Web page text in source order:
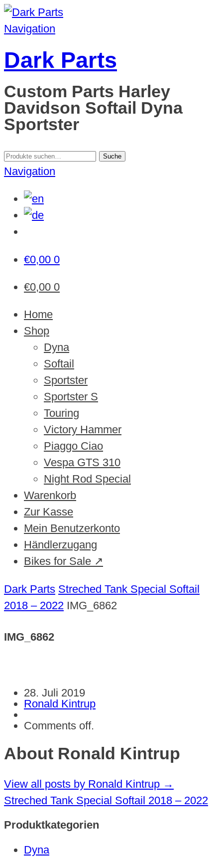
Navigation
Dark Parts
Custom Parts Harley
Davidson Softail Dyna
Sportster
Suche
nach:
Suche
Navigation
€0,00 0
€0,00 0
Home
Shop
Dyna
Softail
Sportster
Sportster S
Touring
Victory Hammer
Piaggo Ciao
Vespa GTS 310
Night Rod Special
Warenkorb
Zur Kasse
Mein Benutzerkonto
Händlerzugang
Bikes for Sale ↗
Dark Parts Streched Tank Special Softail
2018 – 2022 IMG_6862
IMG_6862
28. Juli 2019
Ronald Kintrup
Comments off.
About Ronald Kintrup
View all posts by Ronald Kintrup →
Streched Tank Special Softail 2018 – 2022
Produktkategorien
Dyna